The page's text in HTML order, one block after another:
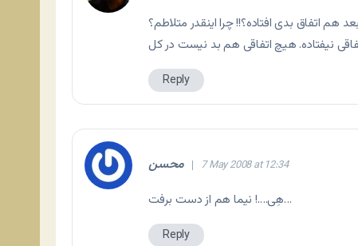
هم اتفاق بدی افتاده؟!! چرا اینقدر متلاطم؟
Reply
محسن 7 May 2008 at 12:34
هِی….! نیما هم از دست برفت…
Reply